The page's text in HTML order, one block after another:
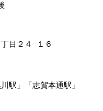
目２４−１６
駅」「志賀本通駅」